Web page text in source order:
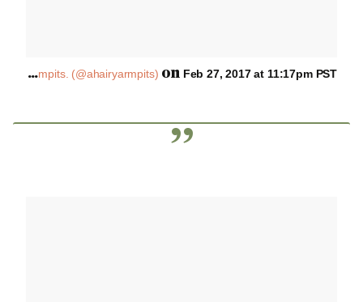
A
post shared by Hairy & Stubble Armpits. (@ahairyarmpits) on Feb 27, 2017 at 11:17pm PST